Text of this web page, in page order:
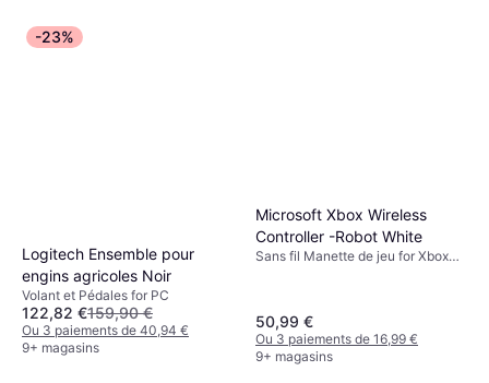
-23%
Logitech Ensemble pour
engins agricoles Noir
Volant et Pédales for PC
122,82 €159,90 €
Ou 3 paiements de 40,94 €
9+ magasins
Microsoft Xbox Wireless
Controller -Robot White
Sans fil Manette de jeu for Xbox
50,99 €
Ou 3 paiements de 16,99 €
9+ magasins